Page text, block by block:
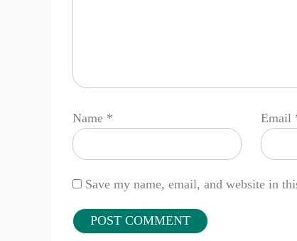
Name * Email
Save my name, email, and website in